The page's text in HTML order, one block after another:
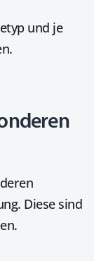
und je
Diese sind